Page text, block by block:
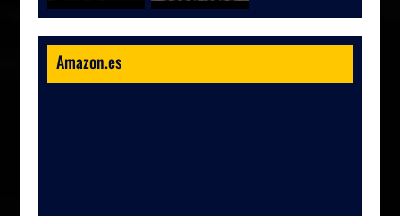
Amazon.es